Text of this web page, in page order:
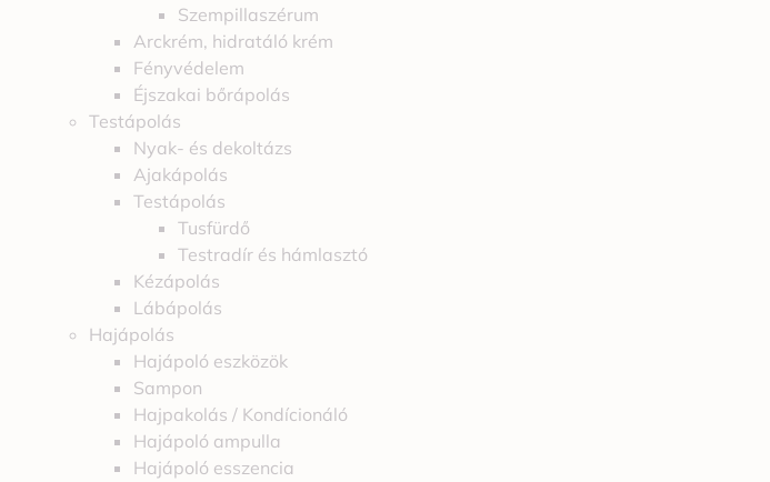
Szempillaszérum
Arckrém, hidratáló krém
Fényvédelem
Éjszakai bőrápolás
Testápolás
Nyak- és dekoltázs
Ajakápolás
Testápolás
Tusfürdő
Testradír és hámlasztó
Kézápolás
Lábápolás
Hajápolás
Hajápoló eszközök
Sampon
Hajpakolás / Kondícionáló
Hajápoló ampulla
Hajápoló esszencia